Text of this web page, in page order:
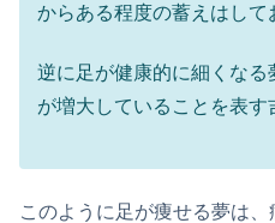
からある程度の蓄えはして
逆に足が健康的に細くな
が増大していることを表す
このように足が痩せる夢は